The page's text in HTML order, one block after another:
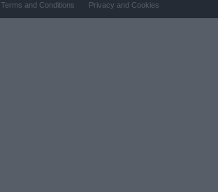
Terms and Conditions Privacy and Cookies